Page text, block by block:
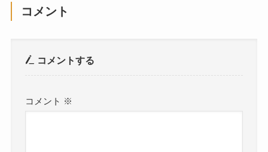
コメント
コメントする
コメント ※